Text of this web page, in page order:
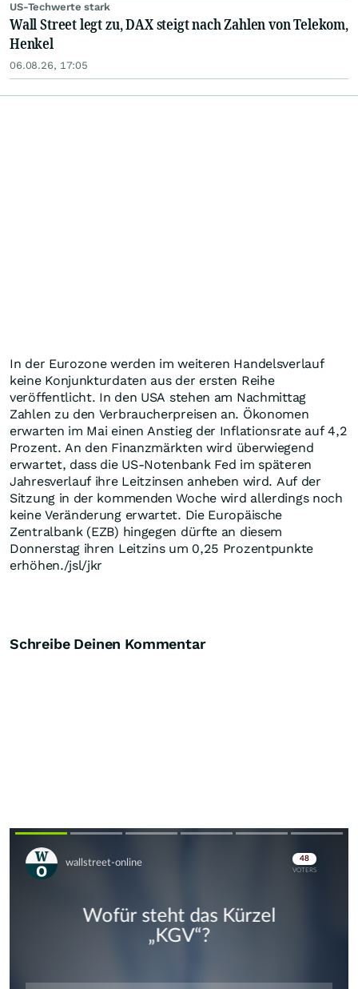
US-Techwerte stark
Wall Street legt zu, DAX steigt nach Zahlen von Telekom,
Henkel
06.08.26, 17:05
In der Eurozone werden im weiteren Handelsverlauf
keine Konjunkturdaten aus der ersten Reihe
veröffentlicht. In den USA stehen am Nachmittag
Zahlen zu den Verbraucherpreisen an. Ökonomen
erwarten im Mai einen Anstieg der Inflationsrate auf 4,2
Prozent. An den Finanzmärkten wird überwiegend
erwartet, dass die US-Notenbank Fed im späteren
Jahresverlauf ihre Leitzinsen anheben wird. Auf der
Sitzung in der kommenden Woche wird allerdings noch
keine Veränderung erwartet. Die Europäische
Zentralbank (EZB) hingegen dürfte an diesem
Donnerstag ihren Leitzins um 0,25 Prozentpunkte
erhöhen./jsl/jkr
Schreibe Deinen Kommentar
Skip